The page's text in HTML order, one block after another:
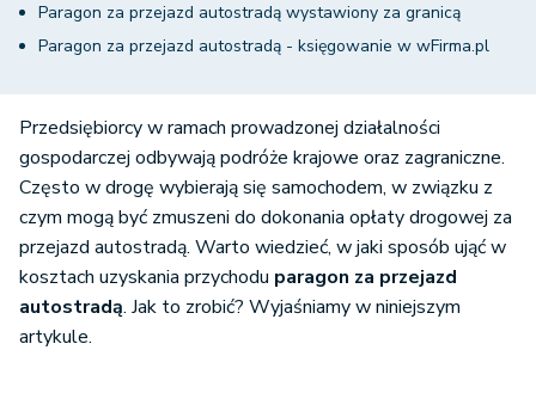
Paragon za przejazd autostradą wystawiony za granicą
Paragon za przejazd autostradą - księgowanie w wFirma.pl
Przedsiębiorcy w ramach prowadzonej działalności
gospodarczej odbywają podróże krajowe oraz zagraniczne.
Często w drogę wybierają się samochodem, w związku z
czym mogą być zmuszeni do dokonania opłaty drogowej za
przejazd autostradą. Warto wiedzieć, w jaki sposób ująć w
kosztach uzyskania przychodu paragon za przejazd
autostradą. Jak to zrobić? Wyjaśniamy w niniejszym
artykule.